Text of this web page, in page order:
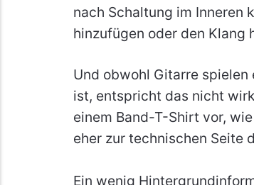
nach Schaltung im Inneren
hinzufügen oder den Klang
Und obwohl Gitarre
ist, entspricht das nicht
einem Band-T-Shirt vor,
eher zur technischen Seite
Ein wenig